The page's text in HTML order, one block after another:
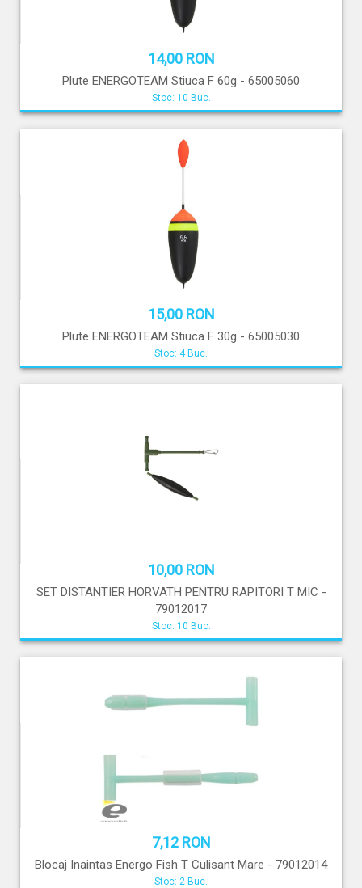
14,00 RON
Plute ENERGOTEAM Stiuca F 60g - 65005060
Stoc: 10 Buc.
15,00 RON
Plute ENERGOTEAM Stiuca F 30g - 65005030
Stoc: 4 Buc.
10,00 RON
SET DISTANTIER HORVATH PENTRU RAPITORI T MIC -
79012017
Stoc: 10 Buc.
7,12 RON
Blocaj Inaintas Energo Fish T Culisant Mare - 79012014
Stoc: 2 Buc.